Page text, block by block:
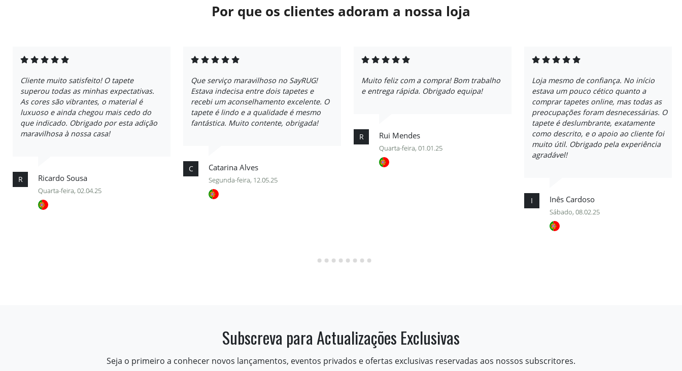
Por que os clientes adoram a nossa loja
Cliente muito satisfeito! O tapete
superou todas as minhas expectativas.
As cores são vibrantes, o material é
luxuoso e ainda chegou mais cedo do
que indicado. Obrigado por esta adição
maravilhosa à nossa casa!
R Ricardo Sousa
Quarta-feira, 02.04.25
Que serviço maravilhoso no SayRUG!
Estava indecisa entre dois tapetes e
recebi um aconselhamento excelente. O
tapete é lindo e a qualidade é mesmo
fantástica. Muito contente, obrigada!
C Catarina Alves
Segunda-feira, 12.05.25
Muito feliz com a compra! Bom trabalho
e entrega rápida. Obrigado equipa!
R Rui Mendes
Quarta-feira, 01.01.25
Loja mesmo de confiança. No início
estava um pouco cético quanto a
comprar tapetes online, mas todas as
preocupações foram desnecessárias. O
tapete é deslumbrante, exatamente
como descrito, e o apoio ao cliente foi
muito útil. Obrigado pela experiência
agradável!
I Inês Cardoso
Sábado, 08.02.25
Subscreva para Actualizações Exclusivas
Seja o primeiro a conhecer novos lançamentos, eventos privados e ofertas exclusivas reservadas aos nossos subscritores.